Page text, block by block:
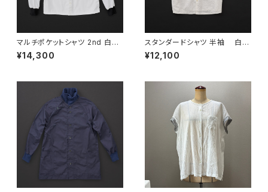
マルチポケットシャツ 2nd 白×
黒+P
¥14,300
スタンダードシャツ 半袖 白×
白
¥12,100